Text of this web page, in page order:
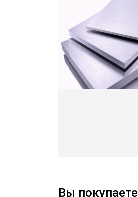
Вы покупаете